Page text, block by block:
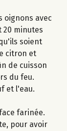
oignons avec
20 minutes
soient
citron et
de cuisson
du feu.
et l'eau.
farinée.
pour avoir